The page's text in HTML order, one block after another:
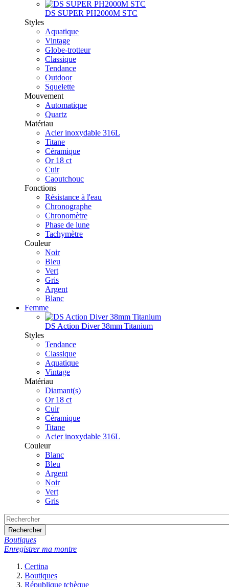
DS SUPER PH2000M STC
Styles
Aquatique
Vintage
Globe-trotteur
Classique
Tendance
Outdoor
Squelette
Mouvement
Automatique
Quartz
Matériau
Acier inoxydable 316L
Titane
Céramique
Or 18 ct
Cuir
Caoutchouc
Fonctions
Résistance à l'eau
Chronographe
Chronomètre
Phase de lune
Tachymètre
Couleur
Noir
Bleu
Vert
Gris
Argent
Blanc
Femme
DS Action Diver 38mm Titanium
Styles
Tendance
Classique
Aquatique
Vintage
Matériau
Diamant(s)
Or 18 ct
Cuir
Céramique
Titane
Acier inoxydable 316L
Couleur
Blanc
Bleu
Argent
Noir
Vert
Gris
Rechercher
Boutiques
Enregistrer ma montre
Certina
Boutiques
République tchèque